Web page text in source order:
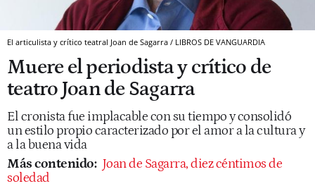
El articulista y crítico teatral Joan de Sagarra / LIBROS DE VANGUARDIA
Muere el periodista y crítico de
teatro Joan de Sagarra
El cronista fue implacable con su tiempo y consolidó
un estilo propio caracterizado por el amor a la cultura y
a la buena vida
Más contenido: Joan de Sagarra, diez céntimos de
soledad